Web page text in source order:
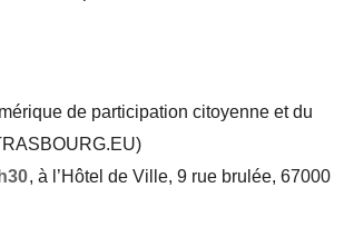
de participation citoyenne et du
, à l’Hôtel de Ville, 9 rue brulée, 67000